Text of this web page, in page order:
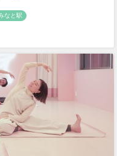
なと駅